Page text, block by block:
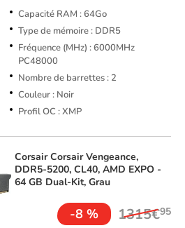
Capacité RAM : 64Go
Type de mémoire : DDR5
Fréquence (MHz) : 6000MHz
PC48000
Nombre de barrettes : 2
Couleur : Noir
Profil OC : XMP
CorsairCorsair Vengeance,
DDR5-5200, CL40, AMD EXPO -
64 GB Dual-Kit, Grau
-8 % 1315€95